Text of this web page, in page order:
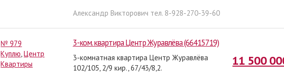
Александр Викторович тел. 8-928-270-39-60
№ 979
Куплю,Центр
Квартиры
3-ком. квартира Центр Журавлёва (66415719)
11 500
3-комнатная квартира Центр Журавлёва
102/105, 2/9 кир., 67/43/8,2.